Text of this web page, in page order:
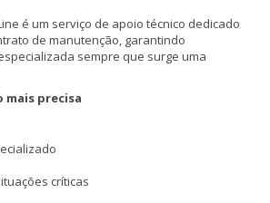
é um serviço de apoio técnico dedicado
de manutenção, garantindo
sempre que surge uma
mais precisa
críticas